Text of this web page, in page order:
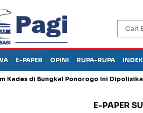
E-PAPER OPINI RUPA-RUPA
di Bungkal Ponorogo Ini Dipolisikan
E-PAPER